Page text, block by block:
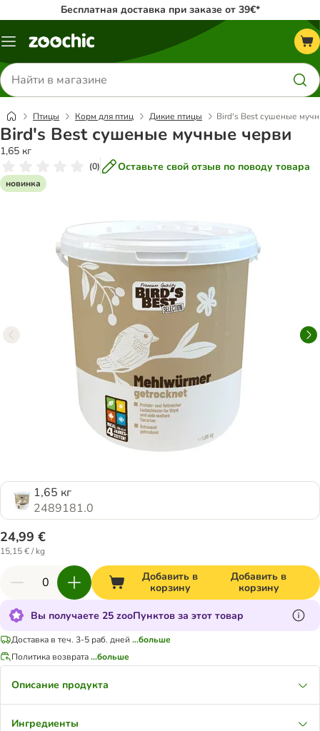
Бесплатная доставка при заказе от 39€*
Каталог
Поиск
товаров
Птицы Корм для птиц Дикие птицы Bird's Best сушеные
Bird's Best сушеные мучные черви
1,65 кг
(0) Оставьте свой отзыв по поводу товара
новинка
1,65 кг
2489181.0
24,99 €
15,15 € / kg
Добавить в
корзину
Добавить в
корзину
Вы получаете 25 zooПунктов за этот товар
Доставка в теч. 3-5 раб. дней ...больше
Политика возврата...больше
Описание продукта
Ингредиенты